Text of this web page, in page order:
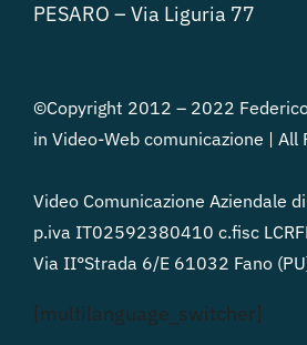
PESARO – Via Liguria 77
©Copyright 2012 – 2022
in Video-Web comunicazione | All
Video Comunicazione Aziendale
p.iva IT02592380410 c.fisc
Via II°Strada 6/E 61032 Fano
[multilanguage_switcher]